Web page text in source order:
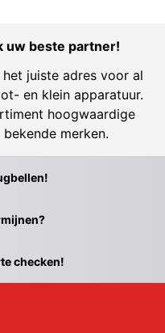
uw beste partner!
juiste adres voor al
en klein apparatuur.
hoogwaardige
merken.
checken!